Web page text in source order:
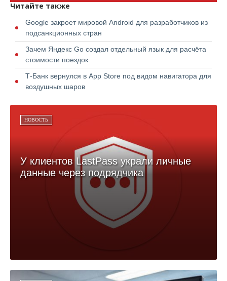
Читайте также
Google закроет мировой Android для разработчиков из
подсанкционных стран
Зачем Яндекс Go создал отдельный язык для расчёта
стоимости поездок
Т-Банк вернулся в App Store под видом навигатора для
воздушных шаров
НОВОСТЬ
У клиентов LastPass украли личные
данные через подрядчика